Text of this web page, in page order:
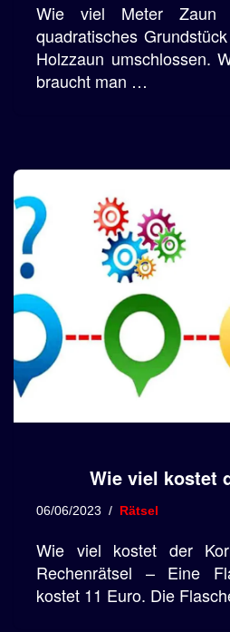
Wie viel Meter
quadratisches
Holzzaun umschlossen.
braucht man …
Wie viel kostet
06/06/2023 Rätsel
Wie viel kostet der
Rechenrätsel – Eine
kostet 11 Euro. Die